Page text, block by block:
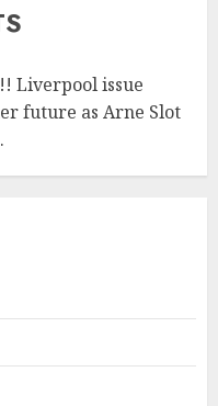
Liverpool issue
future as Arne Slot